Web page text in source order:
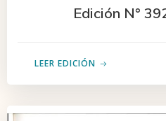
Edición N°
LEER EDICIÓN